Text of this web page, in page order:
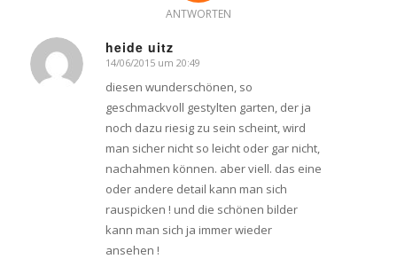
ANTWORTEN
heide uitz
says:
14/06/2015 um 20:49
diesen wunderschönen, so
geschmackvoll gestylten garten, der ja
noch dazu riesig zu sein scheint, wird
man sicher nicht so leicht oder gar nicht,
nachahmen können. aber viell. das eine
oder andere detail kann man sich
rauspicken ! und die schönen bilder
kann man sich ja immer wieder
ansehen !